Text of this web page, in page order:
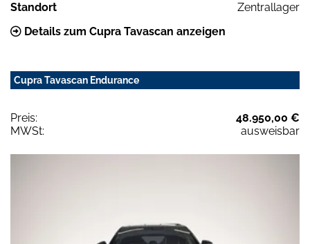
Standort
Zentrallager
Details zum Cupra Tavascan anzeigen
Cupra Tavascan Endurance
Preis:
48.950,00 €
MWSt:
ausweisbar